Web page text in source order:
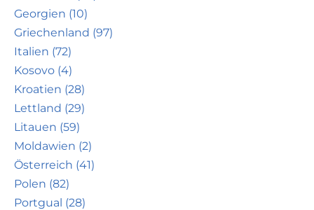
Georgien (10)
Griechenland (97)
Italien (72)
Kosovo (4)
Kroatien (28)
Lettland (29)
Litauen (59)
Moldawien (2)
Österreich (41)
Polen (82)
Portgual (28)